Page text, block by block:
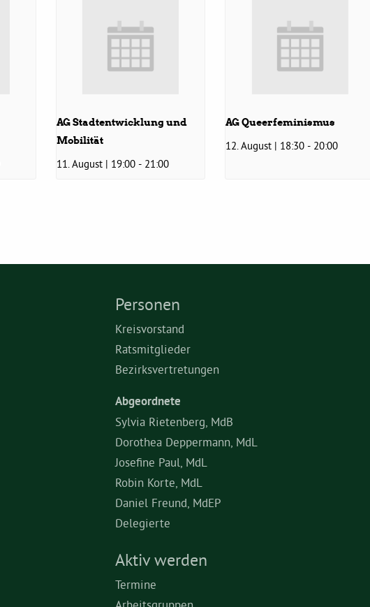
AG Stadtentwicklung und
Mobilität
11. August | 19:00 - 21:00
AG Queerfeminismus
12. August | 18:30 - 20:00
Personen
Kreisvorstand
Ratsmitglieder
Bezirksvertretungen
Abgeordnete
Sylvia Rietenberg, MdB
Dorothea Deppermann, MdL
Josefine Paul, MdL
Robin Korte, MdL
Daniel Freund, MdEP
Delegierte
Aktiv werden
Termine